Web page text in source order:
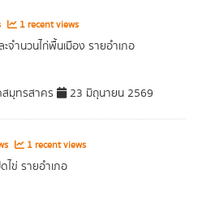
1 recent views
ะจำนวนไก่พื้นเมือง รายอำเภอ
มุทรสาคร 23 มิถุนายน 2569
1 recent views
ไข่ รายอำเภอ